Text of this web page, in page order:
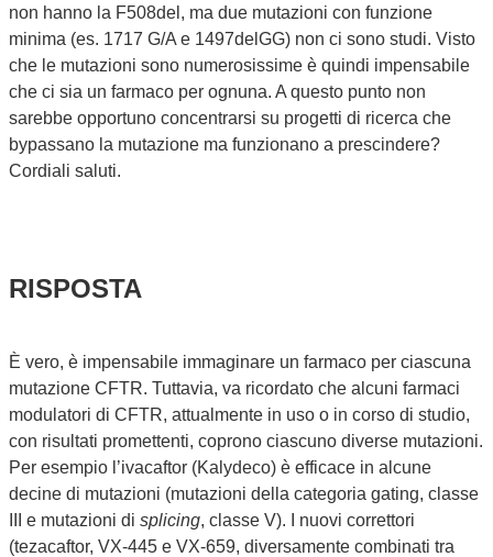
non hanno la F508del, ma due mutazioni con funzione
minima (es. 1717 G/A e 1497delGG) non ci sono studi. Visto
che le mutazioni sono numerosissime è quindi impensabile
che ci sia un farmaco per ognuna. A questo punto non
sarebbe opportuno concentrarsi su progetti di ricerca che
bypassano la mutazione ma funzionano a prescindere?
Cordiali saluti.
RISPOSTA
È vero, è impensabile immaginare un farmaco per ciascuna
mutazione CFTR. Tuttavia, va ricordato che alcuni farmaci
modulatori di CFTR, attualmente in uso o in corso di studio,
con risultati promettenti, coprono ciascuno diverse mutazioni.
Per esempio l’ivacaftor (Kalydeco) è efficace in alcune
decine di mutazioni (mutazioni della categoria gating, classe
III e mutazioni di splicing, classe V). I nuovi correttori
(tezacaftor, VX-445 e VX-659, diversamente combinati tra